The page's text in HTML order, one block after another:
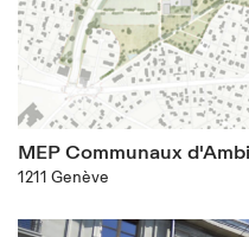
MEP Communaux
1211 Genève